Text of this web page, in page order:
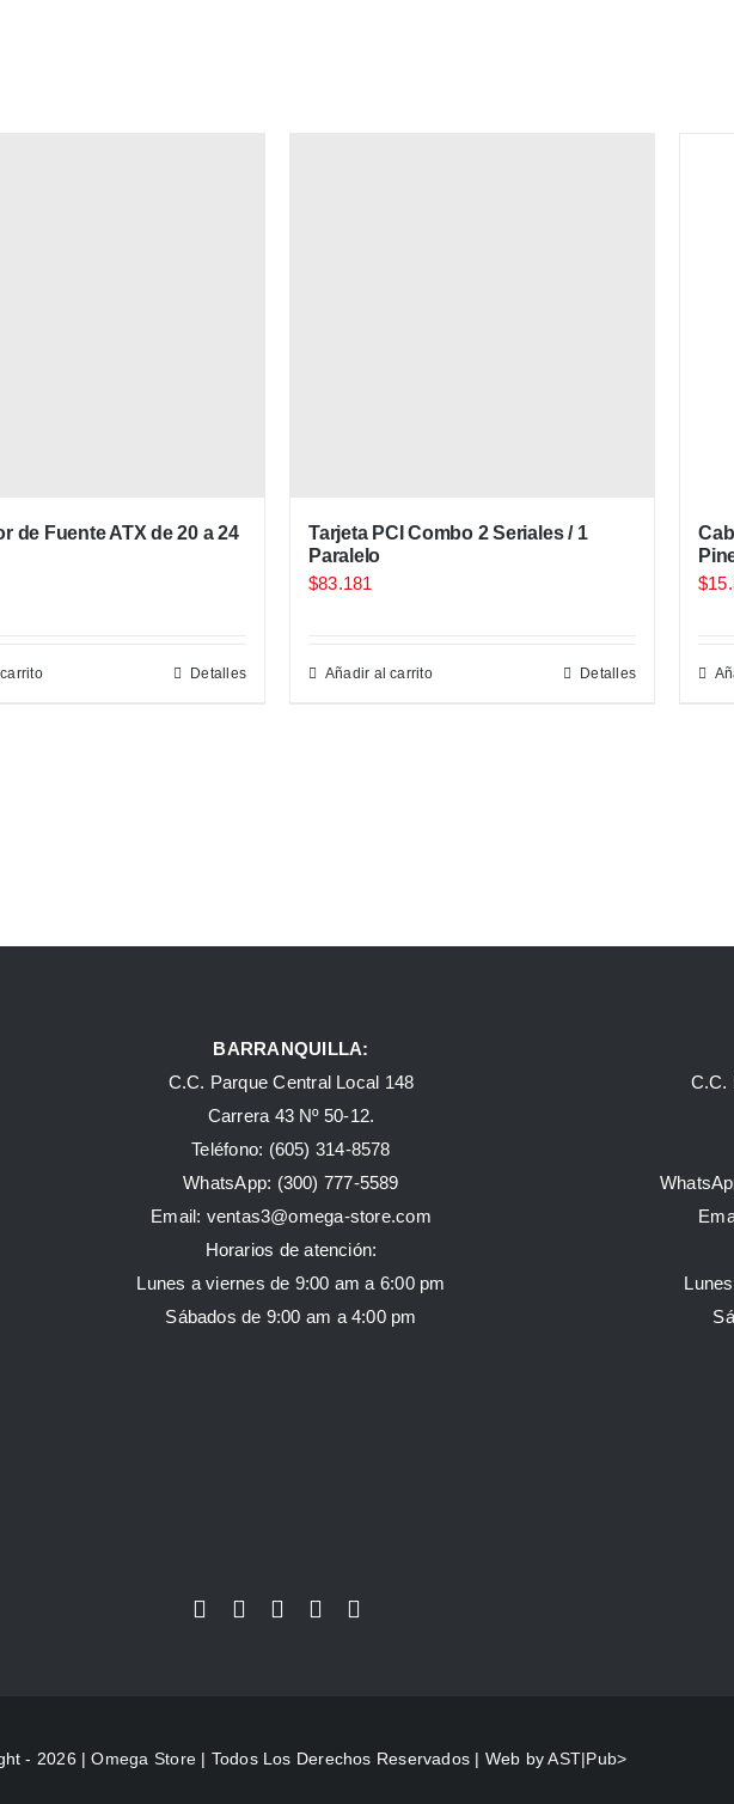
de Fuente ATX de 20 a 24
Detalles
Tarjeta PCI Combo 2 Seriales / 1
Paralelo
$83.181
Añadir al carrito Detalles
$
BARRANQUILLA:
C.C. Parque Central Local 148
Carrera 43 Nº 50-12.
Teléfono: (605) 314-8578
WhatsApp: (300) 777-5589
Email: ventas3@omega-store.com
Horarios de atención:
Lunes a viernes de 9:00 am a 6:00 pm
Sábados de 9:00 am a 4:00 pm
C.C.
- 2026 |Omega Store| Todos Los Derechos Reservados | Web byAST|Pub>